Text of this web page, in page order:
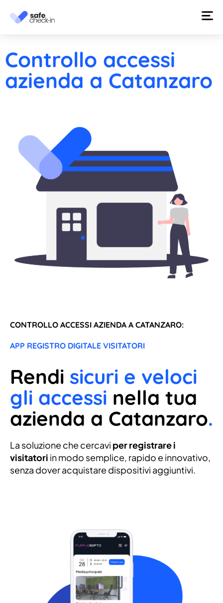
Controllo accessi
azienda a Catanzaro
CONTROLLO ACCESSI AZIENDA A CATANZARO:
APP REGISTRO DIGITALE VISITATORI
Rendi sicuri e veloci
gli accessi nella tua
azienda a Catanzaro.
La soluzione che cercavi per registrare i
visitatori in modo semplice, rapido e innovativo,
senza dover acquistare dispositivi aggiuntivi.